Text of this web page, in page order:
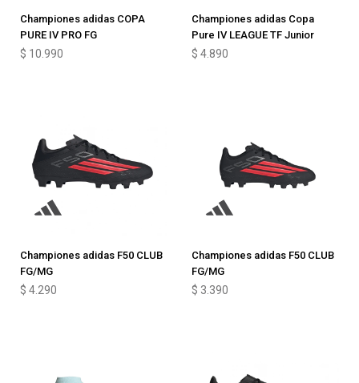
Championes adidas COPA
PURE IV PRO FG
$ 10.990
Championes adidas Copa
Pure IV LEAGUE TF Junior
$ 4.890
Championes adidas F50 CLUB
FG/MG
$ 4.290
Championes adidas F50 CLUB
FG/MG
$ 3.390